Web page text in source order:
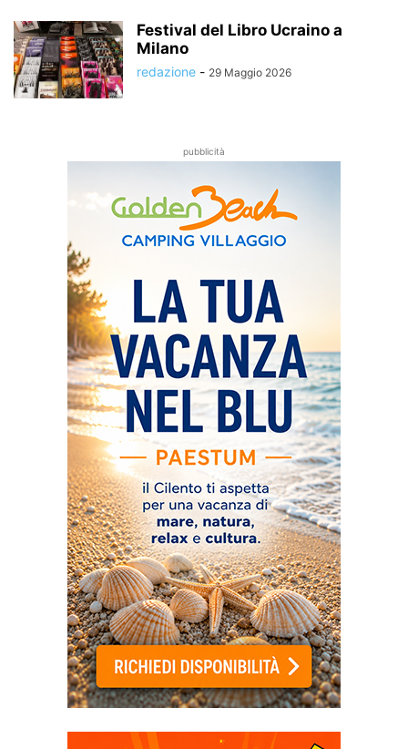
Festival del Libro Ucraino a
Milano
redazione - 29 Maggio 2026
pubblicità